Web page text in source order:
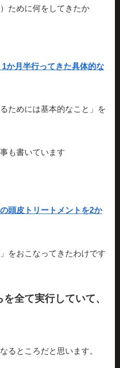
ために何をしてきたか
か月半行ってきた具体的な
ためには基本的なこと」を
も書いています
頭皮トリートメントを2か
をおこなってきたわけです
全て実行していて、
るところだと思います。